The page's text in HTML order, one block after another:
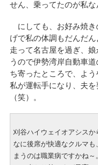
せん、乗ってたのが私な
にしても、お好み焼き
げで私の体調もだんだ
走って名古屋を過ぎ、
うので伊勢湾岸自動車
ち寄ったところで、よ
私が運転手になり、夫
（笑）。
刈谷ハイウェイオアシス
なに後席が快適なクルマ
まうのは職業病ですかね